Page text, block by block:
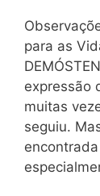
para as
expressão
muitas
seguiu.